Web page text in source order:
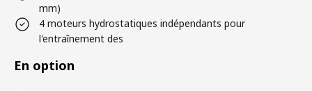
mm)
4 moteurs hydrostatiques indépendants pour
l'entraînement des
En option